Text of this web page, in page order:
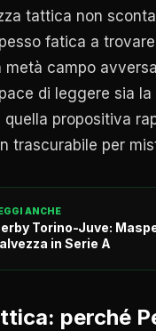
tattica non
fatica a
metà campo
di leggere sia la
propositiva
trascurabile per
ANCHE
Torino-Juve:
in Serie A
perché